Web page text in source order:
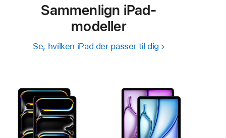
Sammenlign iPad-
modeller
Se, hvilken iPad der passer til dig